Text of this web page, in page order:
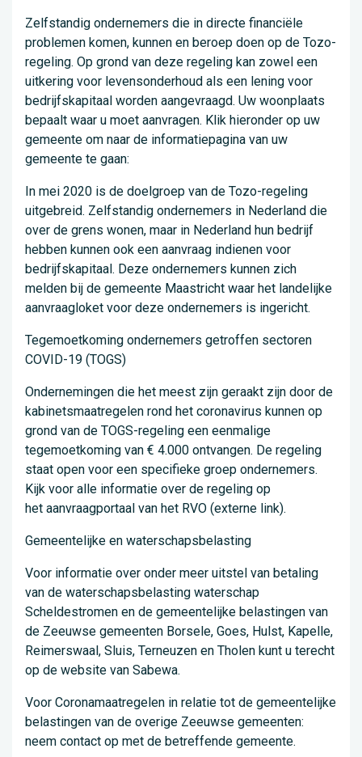
Zelfstandig ondernemers die in directe financiële
problemen komen, kunnen en beroep doen op de Tozo-
regeling. Op grond van deze regeling kan zowel een
uitkering voor levensonderhoud als een lening voor
bedrijfskapitaal worden aangevraagd. Uw woonplaats
bepaalt waar u moet aanvragen. Klik hieronder op uw
gemeente om naar de informatiepagina van uw
gemeente te gaan:
In mei 2020 is de doelgroep van de Tozo-regeling
uitgebreid. Zelfstandig ondernemers in Nederland die
over de grens wonen, maar in Nederland hun bedrijf
hebben kunnen ook een aanvraag indienen voor
bedrijfskapitaal. Deze ondernemers kunnen zich
melden bij de gemeente Maastricht waar het landelijke
aanvraagloket voor deze ondernemers is ingericht.
Tegemoetkoming ondernemers getroffen sectoren
COVID-19 (TOGS)
Ondernemingen die het meest zijn geraakt zijn door de
kabinetsmaatregelen rond het coronavirus kunnen op
grond van de TOGS-regeling een eenmalige
tegemoetkoming van € 4.000 ontvangen. De regeling
staat open voor een specifieke groep ondernemers.
Kijk voor alle informatie over de regeling op
het aanvraagportaal van het RVO (externe link).
Gemeentelijke en waterschapsbelasting
Voor informatie over onder meer uitstel van betaling
van de waterschapsbelasting waterschap
Scheldestromen en de gemeentelijke belastingen van
de Zeeuwse gemeenten Borsele, Goes, Hulst, Kapelle,
Reimerswaal, Sluis, Terneuzen en Tholen kunt u terecht
op de website van Sabewa.
Voor Coronamaatregelen in relatie tot de gemeentelijke
belastingen van de overige Zeeuwse gemeenten:
neem contact op met de betreffende gemeente.